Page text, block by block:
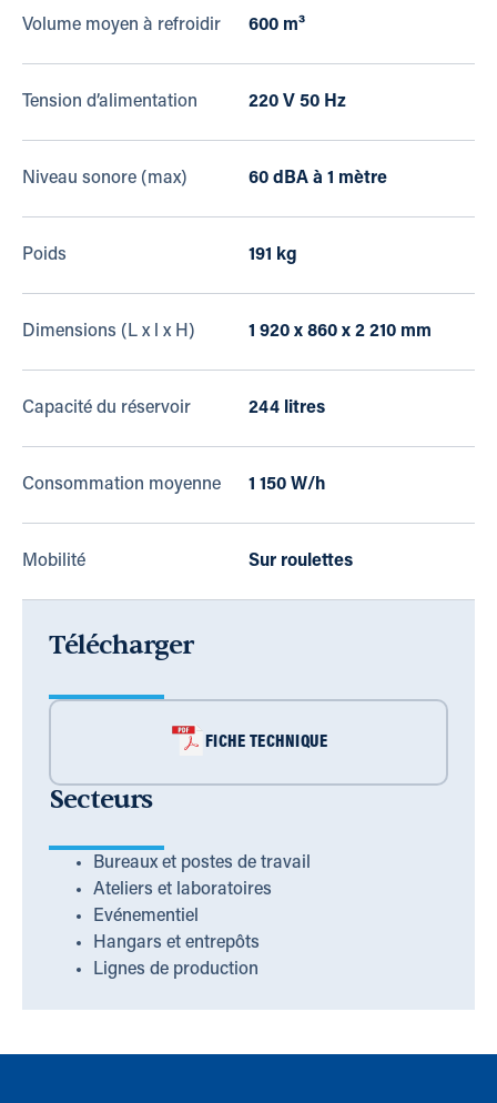
Volume moyen à refroidir 600 m³
Tension d’alimentation 220 V 50 Hz
Niveau sonore (max) 60 dBA à 1 mètre
Poids 191 kg
Dimensions (L x l x H) 1 920 x 860 x 2 210 mm
Capacité du réservoir 244 litres
Consommation moyenne 1 150 W/h
Mobilité Sur roulettes
Télécharger
FICHE TECHNIQUE
Secteurs
Bureaux et postes de travail
Ateliers et laboratoires
Evénementiel
Hangars et entrepôts
Lignes de production